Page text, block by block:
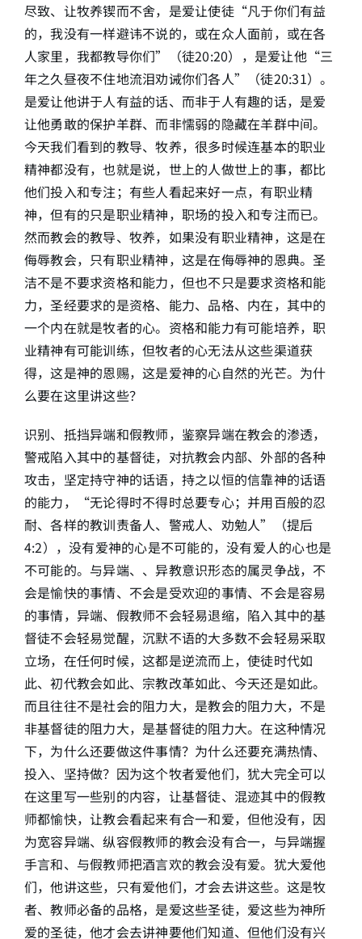
尽致、让牧养锲而不舍，是爱让使徒“凡于你们有益
的，我没有一样避讳不说的，或在众人面前，或在各
人家里，我都教导你们”（徒20:20），是爱让他“三
年之久昼夜不住地流泪劝诫你们各人”（徒20:31）。
是爱让他讲于人有益的话、而非于人有趣的话，是爱
让他勇敢的保护羊群、而非懦弱的隐藏在羊群中间。
今天我们看到的教导、牧养，很多时候连基本的职业
精神都没有，也就是说，世上的人做世上的事，都比
他们投入和专注；有些人看起来好一点，有职业精
神，但有的只是职业精神，职场的投入和专注而已。
然而教会的教导、牧养，如果没有职业精神，这是在
侮辱教会，只有职业精神，这是在侮辱神的恩典。圣
洁不是不要求资格和能力，但也不只是要求资格和能
力，圣经要求的是资格、能力、品格、内在，其中的
一个内在就是牧者的心。资格和能力有可能培养，职
业精神有可能训练，但牧者的心无法从这些渠道获
得，这是神的恩赐，这是爱神的心自然的光芒。为什
么要在这里讲这些？
识别、抵挡异端和假教师，鉴察异端在教会的渗透，
警戒陷入其中的基督徒，对抗教会内部、外部的各种
攻击，坚定持守神的话语，持之以恒的信靠神的话语
的能力，“无论得时不得时总要专心；并用百般的忍
耐、各样的教训责备人、警戒人、劝勉人”（提后
4:2），没有爱神的心是不可能的，没有爱人的心也是
不可能的。与异端、、异教意识形态的属灵争战，不
会是愉快的事情、不会是受欢迎的事情、不会是容易
的事情，异端、假教师不会轻易退缩，陷入其中的基
督徒不会轻易觉醒，沉默不语的大多数不会轻易采取
立场，在任何时候，这都是逆流而上，使徒时代如
此、初代教会如此、宗教改革如此、今天还是如此。
而且往往不是社会的阻力大，是教会的阻力大，不是
非基督徒的阻力大，是基督徒的阻力大。在这种情况
下，为什么还要做这件事情？为什么还要充满热情、
投入、坚持做？因为这个牧者爱他们，犹大完全可以
在这里写一些别的内容，让基督徒、混迹其中的假教
师都愉快，让教会看起来有合一和爱，但他没有，因
为宽容异端、纵容假教师的教会没有合一，与异端握
手言和、与假教师把酒言欢的教会没有爱。犹大爱他
们，他讲这些，只有爱他们，才会去讲这些。这是牧
者、教师必备的品格，是爱这些圣徒，爱这些为神所
爱的圣徒，他才会去讲神要他们知道、但他们没有兴